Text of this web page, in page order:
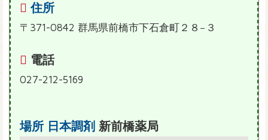
住所
〒371-0842 群馬県前橋市下石倉町２８−３
電話
027-212-5169
場所 日本調剤 新前橋薬局